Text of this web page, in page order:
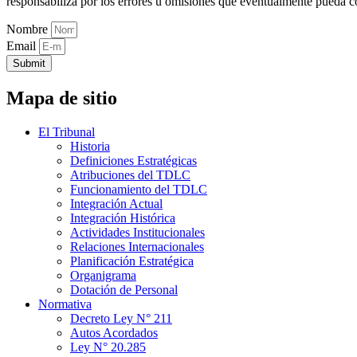
Nombre
Email
Submit
Mapa de sitio
El Tribunal
Historia
Definiciones Estratégicas
Atribuciones del TDLC
Funcionamiento del TDLC
Integración Actual
Integración Histórica
Actividades Institucionales
Relaciones Internacionales
Planificación Estratégica
Organigrama
Dotación de Personal
Normativa
Decreto Ley N° 211
Autos Acordados
Ley N° 20.285